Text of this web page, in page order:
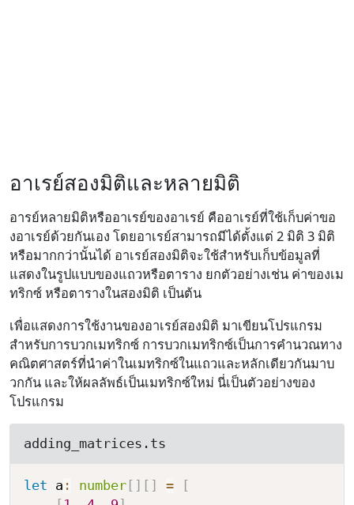
อาเรย์สองมิติและหลายมิติ
อารย์หลายมิติหรืออาเรย์ของอาเรย์ คืออาเรย์ที่ใช้เก็บค่าขอ
งอาเรย์ด้วยกันเอง โดยอาเรย์สามารถมีได้ตั้งแต่ 2 มิติ 3 มิติ
หรือมากกว่านั้นได้ อาเรย์สองมิติจะใช้สำหรับเก็บข้อมูลที่
แสดงในรูปแบบของแถวหรือตาราง ยกตัวอย่างเช่น ค่าของเม
ทริกซ์ หรือตารางในสองมิติ เป็นต้น
เพื่อแสดงการใช้งานของอาเรย์สองมิติ มาเขียนโปรแกรม
สำหรับการบวกเมทริกซ์ การบวกเมทริกซ์เป็นการคำนวณทาง
คณิตศาสตร์ที่นำค่าในเมทริกซ์ในแถวและหลักเดียวกันมาบ
วกกัน และให้ผลลัพธ์เป็นเมทริกซ์ใหม่ นี่เป็นตัวอย่างของ
โปรแกรม
adding_matrices.ts
let a : number[ =